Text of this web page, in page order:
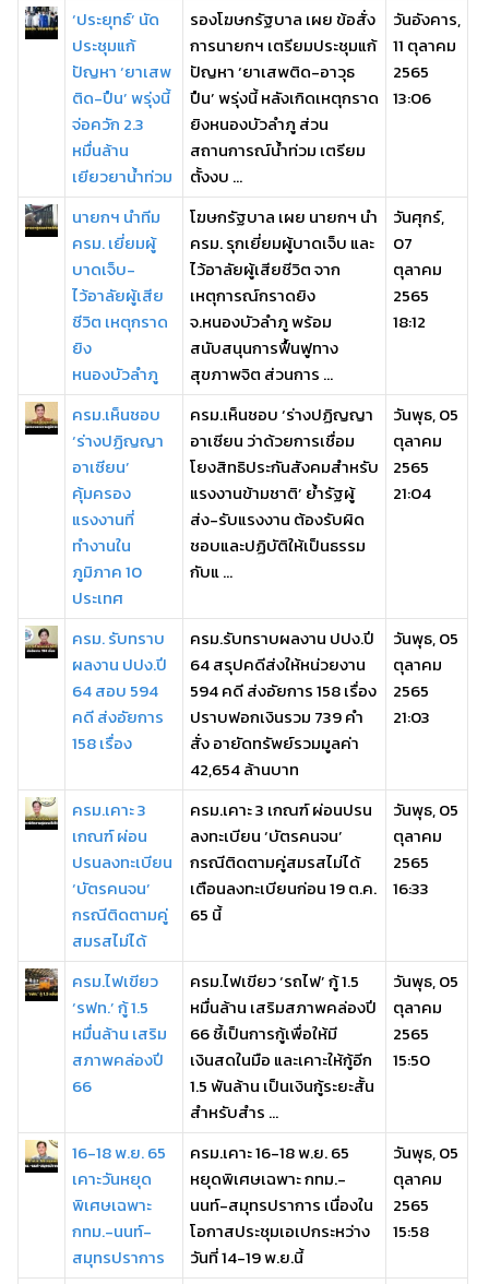
‘ประยุทธ์’ นัด
ประชุมแก้
ปัญหา ‘ยาเสพ
ติด-ปืน’ พรุ่งนี้
จ่อควัก 2.3
หมื่นล้าน
เยียวยาน้ำท่วม
รองโฆษกรัฐบาล เผย ข้อสั่ง
การนายกฯ เตรียมประชุมแก้
ปัญหา ‘ยาเสพติด-อาวุธ
ปืน’ พรุ่งนี้ หลังเกิดเหตุกราด
ยิงหนองบัวลำภู ส่วน
สถานการณ์น้ำท่วม เตรียม
ตั้งงบ ...
วันอังคาร,
11 ตุลาคม
2565
13:06
นายกฯ นำทีม
ครม. เยี่ยมผู้
บาดเจ็บ-
ไว้อาลัยผู้เสีย
ชีวิต เหตุกราด
ยิง
หนองบัวลำภู
โฆษกรัฐบาล เผย นายกฯ นำ
ครม. รุกเยี่ยมผู้บาดเจ็บ และ
ไว้อาลัยผู้เสียชีวิต จาก
เหตุการณ์กราดยิง
จ.หนองบัวลำภู พร้อม
สนับสนุนการฟื้นฟูทาง
สุขภาพจิต ส่วนการ ...
วันศุกร์,
07
ตุลาคม
2565
18:12
ครม.เห็นชอบ
‘ร่างปฏิญญา
อาเซียน’
คุ้มครอง
แรงงานที่
ทำงานใน
ภูมิภาค 10
ประเทศ
ครม.เห็นชอบ ‘ร่างปฏิญญา
อาเซียน ว่าด้วยการเชื่อม
โยงสิทธิประกันสังคมสำหรับ
แรงงานข้ามชาติ’ ย้ำรัฐผู้
ส่ง-รับแรงงาน ต้องรับผิด
ชอบและปฏิบัติให้เป็นธรรม
กับแ ...
วันพุธ, 05
ตุลาคม
2565
21:04
ครม. รับทราบ
ผลงาน ปปง.ปี
64 สอบ 594
คดี ส่งอัยการ
158 เรื่อง
ครม.รับทราบผลงาน ปปง.ปี
64 สรุปคดีส่งให้หน่วยงาน
594 คดี ส่งอัยการ 158 เรื่อง
ปราบฟอกเงินรวม 739 คำ
สั่ง อายัดทรัพย์รวมมูลค่า
42,654 ล้านบาท
วันพุธ, 05
ตุลาคม
2565
21:03
ครม.เคาะ 3
เกณฑ์ ผ่อน
ปรนลงทะเบียน
‘บัตรคนจน’
กรณีติดตามคู่
สมรสไม่ได้
ครม.เคาะ 3 เกณฑ์ ผ่อนปรน
ลงทะเบียน ‘บัตรคนจน’
กรณีติดตามคู่สมรสไม่ได้
เตือนลงทะเบียนก่อน 19 ต.ค.
65 นี้
วันพุธ, 05
ตุลาคม
2565
16:33
ครม.ไฟเขียว
‘รฟท.’ กู้ 1.5
หมื่นล้าน เสริม
สภาพคล่องปี
66
ครม.ไฟเขียว ‘รถไฟ’ กู้ 1.5
หมื่นล้าน เสริมสภาพคล่องปี
66 ชี้เป็นการกู้เพื่อให้มี
เงินสดในมือ และเคาะให้กู้อีก
1.5 พันล้าน เป็นเงินกู้ระยะสั้น
สำหรับสำร ...
วันพุธ, 05
ตุลาคม
2565
15:50
16-18 พ.ย. 65
เคาะวันหยุด
พิเศษเฉพาะ
กทม.-นนท์-
สมุทรปราการ
ครม.เคาะ 16-18 พ.ย. 65
หยุดพิเศษเฉพาะ กทม.-
นนท์-สมุทรปราการ เนื่องใน
โอกาสประชุมเอเปกระหว่าง
วันที่ 14-19 พ.ย.นี้
วันพุธ, 05
ตุลาคม
2565
15:58